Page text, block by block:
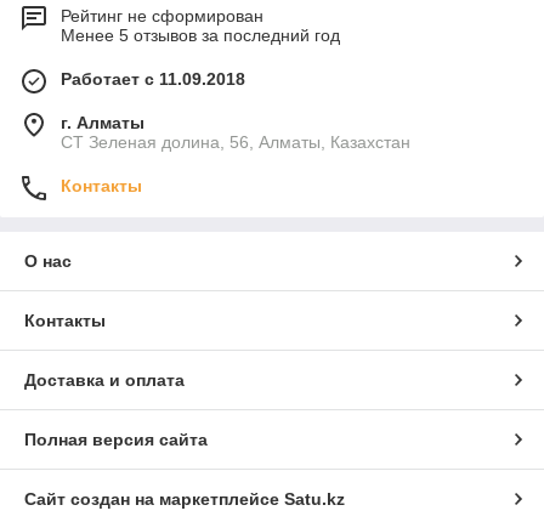
Рейтинг не сформирован
Менее 5 отзывов за последний год
Работает с 11.09.2018
г. Алматы
СТ Зеленая долина, 56, Алматы, Казахстан
Контакты
О нас
Контакты
Доставка и оплата
Полная версия сайта
Сайт создан на маркетплейсе Satu.kz